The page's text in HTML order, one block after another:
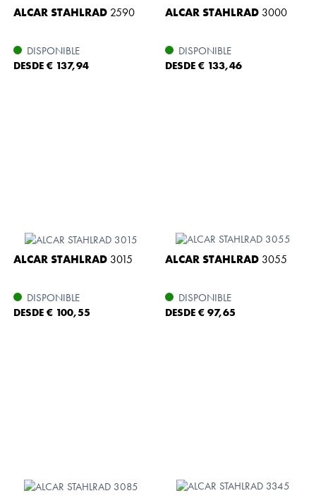
ALCAR STAHLRAD 2590
DISPONIBLE
DESDE € 137,94
ALCAR STAHLRAD 3000
DISPONIBLE
DESDE € 133,46
ALCAR STAHLRAD 3015
DISPONIBLE
DESDE € 100,55
ALCAR STAHLRAD 3055
DISPONIBLE
DESDE € 97,65